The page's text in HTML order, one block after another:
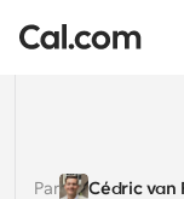
Solutions
Par
Cédric van